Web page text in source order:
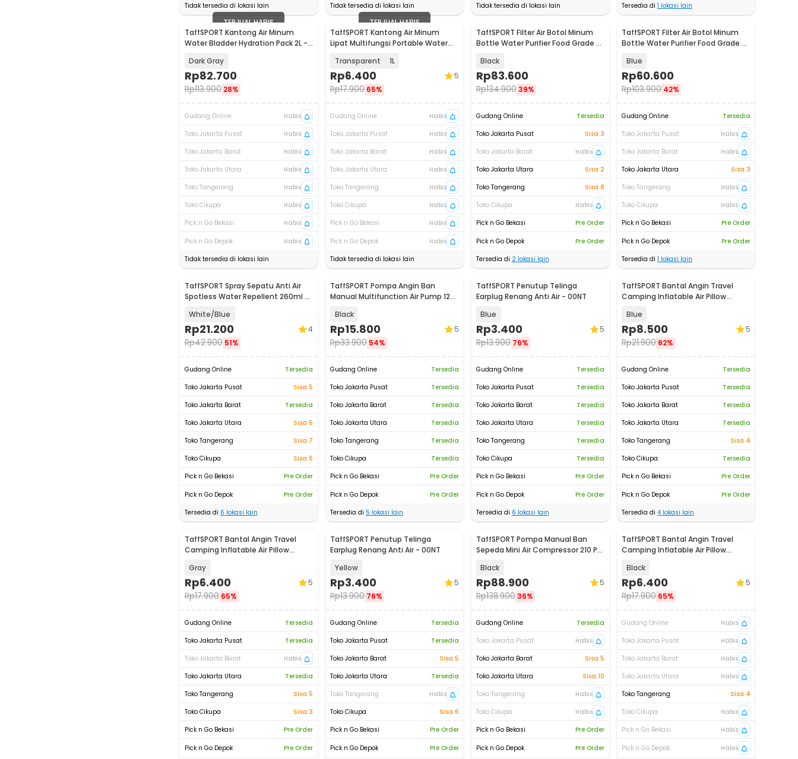
Tidak tersedia di lokasi lain
Tidak tersedia di lokasi lain
Tidak tersedia di lokasi lain
Tersedia di 1 lokasi lain
TERJUAL HABIS
TaffSPORT Kantong Air Minum
Water Bladder Hydration Pack 2L -
Dark Gray
Rp82.700
Rp113.900 28%
Gudang Online
Habis
Toko Jakarta Pusat
Habis
Toko Jakarta Barat
Habis
Toko Jakarta Utara
Habis
Toko Tangerang
Habis
Toko Cikupa
Habis
Pick n Go Bekasi
Habis
Pick n Go Depok
Habis
Tidak tersedia di lokasi lain
TERJUAL HABIS
TaffSPORT Kantong Air Minum
Lipat Multifungsi Portable Water
Transparent 1L
Rp6.400
Rp17.900 65%
5
Gudang Online
Habis
Toko Jakarta Pusat
Habis
Toko Jakarta Barat
Habis
Toko Jakarta Utara
Habis
Toko Tangerang
Habis
Toko Cikupa
Habis
Pick n Go Bekasi
Habis
Pick n Go Depok
Habis
Tidak tersedia di lokasi lain
TaffSPORT Filter Air Botol Minum
Bottle Water Purifier Food Grade -
Black
Rp83.600
Rp134.900 39%
Gudang Online
Tersedia
Toko Jakarta Pusat
Sisa 3
Toko Jakarta Barat
Habis
Toko Jakarta Utara
Sisa 2
Toko Tangerang
Sisa 8
Toko Cikupa
Habis
Pick n Go Bekasi
Pre Order
Pick n Go Depok
Pre Order
Tersedia di 2lokasi lain
TaffSPORT Filter Air Botol Minum
Bottle Water Purifier Food Grade -
Blue
Rp60.600
Rp103.900 42%
Gudang Online
Tersedia
Toko Jakarta Pusat
Habis
Toko Jakarta Barat
Habis
Toko Jakarta Utara
Sisa 3
Toko Tangerang
Habis
Toko Cikupa
Habis
Pick n Go Bekasi
Pre Order
Pick n Go Depok
Pre Order
Tersedia di 1 lokasi lain
TaffSPORT Spray Sepatu Anti Air
Spotless Water Repellent 260ml -
White/Blue
Rp21.200
Rp42.900 51%
4
Gudang Online
Tersedia
Toko Jakarta Pusat
Sisa 5
Toko Jakarta Barat
Tersedia
Toko Jakarta Utara
Sisa 5
Toko Tangerang
Sisa 7
Toko Cikupa
Sisa 6
Pick n Go Bekasi
Pre Order
Pick n Go Depok
Pre Order
Tersedia di 6 lokasi lain
TaffSPORT Pompa Angin Ban
Manual Multifunction Air Pump 120
Black
Rp15.800
Rp33.900 54%
5
Gudang Online
Tersedia
Toko Jakarta Pusat
Tersedia
Toko Jakarta Barat
Tersedia
Toko Jakarta Utara
Tersedia
Toko Tangerang
Tersedia
Toko Cikupa
Tersedia
Pick n Go Bekasi
Pre Order
Pick n Go Depok
Pre Order
Tersedia di 5 lokasi lain
TaffSPORT Penutup Telinga
Earplug Renang Anti Air - 00NT
Blue
Rp3.400
Rp13.900 76%
5
Gudang Online
Tersedia
Toko Jakarta Pusat
Tersedia
Toko Jakarta Barat
Tersedia
Toko Jakarta Utara
Tersedia
Toko Tangerang
Tersedia
Toko Cikupa
Tersedia
Pick n Go Bekasi
Pre Order
Pick n Go Depok
Pre Order
Tersedia di 6 lokasi lain
TaffSPORT Bantal Angin Travel
Camping Inflatable Air Pillow
Blue
Rp8.500
Rp21.900 62%
5
Gudang Online
Tersedia
Toko Jakarta Pusat
Tersedia
Toko Jakarta Barat
Tersedia
Toko Jakarta Utara
Tersedia
Toko Tangerang
Sisa 4
Toko Cikupa
Tersedia
Pick n Go Bekasi
Pre Order
Pick n Go Depok
Pre Order
Tersedia di 4 lokasi lain
TaffSPORT Bantal Angin Travel
Camping Inflatable Air Pillow
Gray
Rp6.400
Rp17.900 65%
5
Gudang Online
Tersedia
Toko Jakarta Pusat
Tersedia
Toko Jakarta Barat
Habis
Toko Jakarta Utara
Tersedia
Toko Tangerang
Sisa 5
Toko Cikupa
Sisa 3
Pick n Go Bekasi
Pre Order
Pick n Go Depok Pre Order
TaffSPORT Penutup Telinga
Earplug Renang Anti Air - 00NT
Yellow
Rp3.400
Rp13.900 76%
5
Gudang Online
Tersedia
Toko Jakarta Pusat
Tersedia
Toko Jakarta Barat
Sisa 5
Toko Jakarta Utara
Tersedia
Toko Tangerang
Habis
Toko Cikupa
Sisa 6
Pick n Go Bekasi
Pre Order
Pick n Go Depok Pre Order
TaffSPORT Pompa Manual Ban
Sepeda Mini Air Compressor 210 PSI
Black
Rp88.900
Rp138.900 36%
5
Gudang Online
Tersedia
Toko Jakarta Pusat
Habis
Toko Jakarta Barat
Sisa 5
Toko Jakarta Utara
Sisa 10
Toko Tangerang
Habis
Toko Cikupa
Habis
Pick n Go Bekasi
Pre Order
Pick n Go Depok Pre Order
TaffSPORT Bantal Angin Travel
Camping Inflatable Air Pillow
Black
Rp6.400
Rp17.900 65%
5
Gudang Online
Habis
Toko Jakarta Pusat
Habis
Toko Jakarta Barat
Habis
Toko Jakarta Utara
Habis
Toko Tangerang
Sisa 4
Toko Cikupa
Habis
Pick n Go Bekasi
Habis
Pick n Go Depok Habis